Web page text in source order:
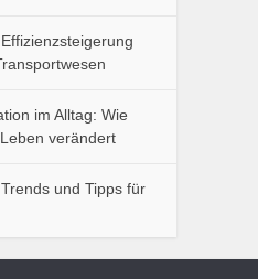
im Alltag: Wie
verändert
und Tipps für